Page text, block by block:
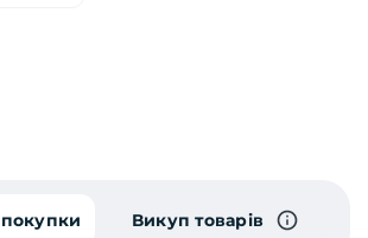
покупки Викуп товарів